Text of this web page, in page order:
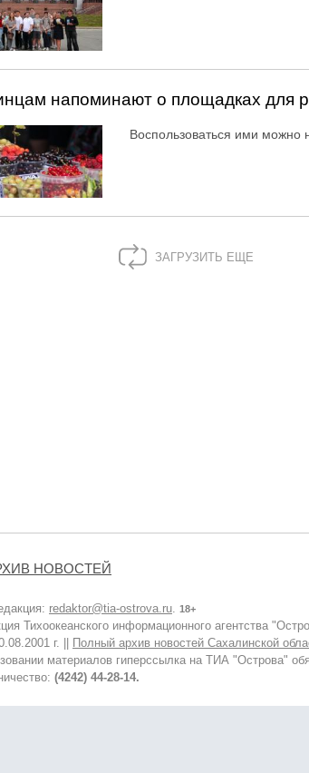
напоминают о площадках для
Воспользоваться ими можно
ЗАГРУЗИТЬ ЕЩЕ
НОВОСТЕЙ
redaktor@tia-ostrova.ru 18+
Тихоокеанского информационного агентства
г. ||
Полный архив новостей Сахалинской
материалов гиперссылка на ТИА "Острова"
(4242) 44-28-14.